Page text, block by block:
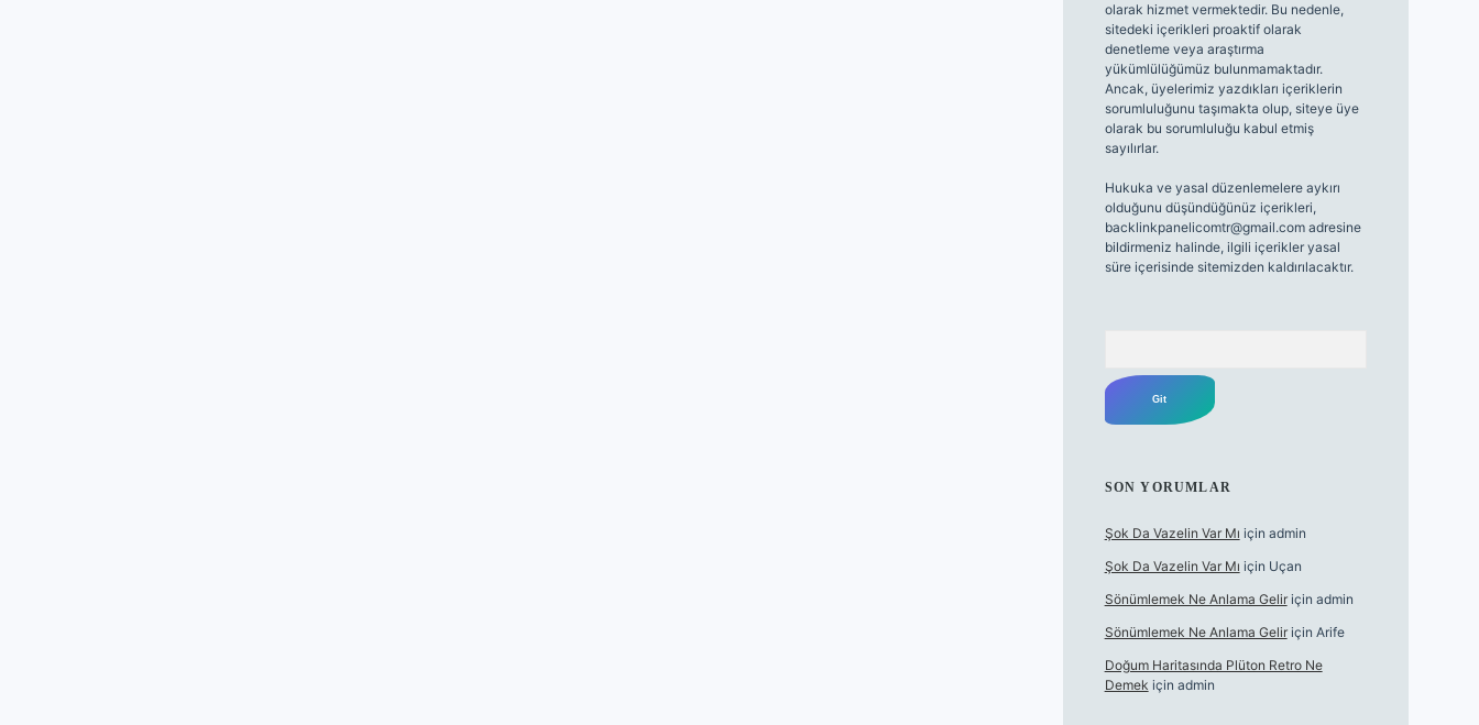
olarak hizmet vermektedir. Bu nedenle,
sitedeki içerikleri proaktif olarak
denetleme veya araştırma
yükümlülüğümüz bulunmamaktadır.
Ancak, üyelerimiz yazdıkları içeriklerin
sorumluluğunu taşımakta olup, siteye üye
olarak bu sorumluluğu kabul etmiş
sayılırlar.
Hukuka ve yasal düzenlemelere aykırı
olduğunu düşündüğünüz içerikleri,
backlinkpanelicomtr@gmail.comadresine
bildirmeniz halinde, ilgili içerikler yasal
süre içerisinde sitemizden kaldırılacaktır.
SON YORUMLAR
Şok Da Vazelin Var Mı için admin
Şok Da Vazelin Var Mı için Uçan
Sönümlemek Ne Anlama Geliriçin admin
Sönümlemek Ne Anlama Geliriçin Arife
Doğum Haritasında Plüton Retro Ne
Demek için admin